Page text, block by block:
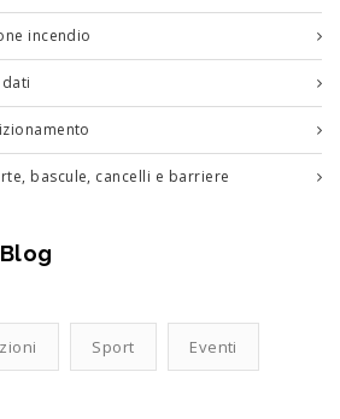
incendio
bascule, cancelli e barriere
Sport Eventi